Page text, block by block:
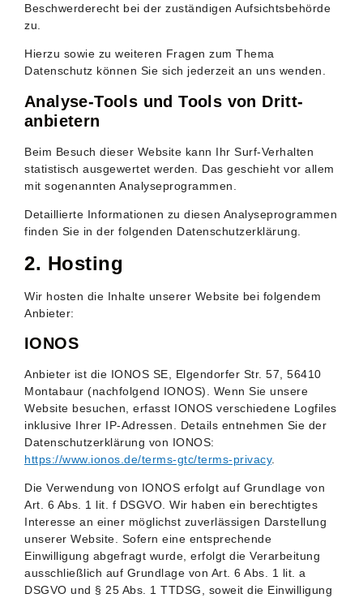
Beschwerderecht bei der zuständigen Aufsichtsbehörde
zu.
Hierzu sowie zu weiteren Fragen zum Thema
Datenschutz können Sie sich jederzeit an uns wenden.
Analyse-Tools und Tools von Dritt­
anbietern
Beim Besuch dieser Website kann Ihr Surf-Verhalten
statistisch ausgewertet werden. Das geschieht vor allem
mit sogenannten Analyseprogrammen.
Detaillierte Informationen zu diesen Analyseprogrammen
finden Sie in der folgenden Datenschutzerklärung.
2. Hosting
Wir hosten die Inhalte unserer Website bei folgendem
Anbieter:
IONOS
Anbieter ist die IONOS SE, Elgendorfer Str. 57, 56410
Montabaur (nachfolgend IONOS). Wenn Sie unsere
Website besuchen, erfasst IONOS verschiedene Logfiles
inklusive Ihrer IP-Adressen. Details entnehmen Sie der
Datenschutzerklärung von IONOS:
https://www.ionos.de/terms-gtc/terms-privacy.
Die Verwendung von IONOS erfolgt auf Grundlage von
Art. 6 Abs. 1 lit. f DSGVO. Wir haben ein berechtigtes
Interesse an einer möglichst zuverlässigen Darstellung
unserer Website. Sofern eine entsprechende
Einwilligung abgefragt wurde, erfolgt die Verarbeitung
ausschließlich auf Grundlage von Art. 6 Abs. 1 lit. a
DSGVO und § 25 Abs. 1 TTDSG, soweit die Einwilligung